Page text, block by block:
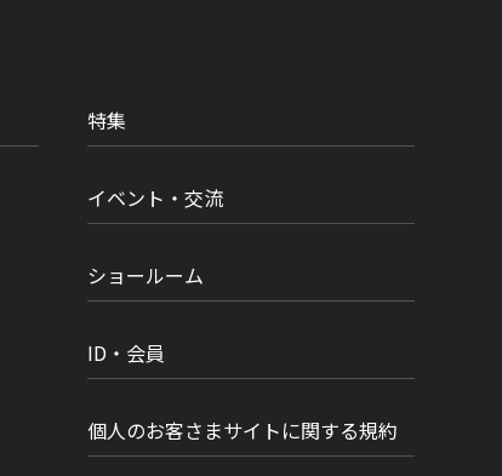
特集
イベント・交流
ショールーム
ID・会員
個人のお客さまサイトに関する規約